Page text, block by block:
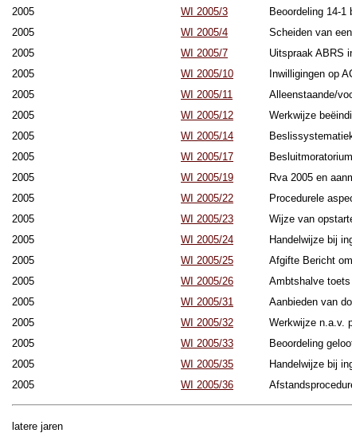
2005
WI 2005/3
Beoordeling 14-1
2005
WI 2005/4
Scheiden van
2005
WI 2005/7
Uitspraak ABRS
2005
WI 2005/10
Inwilligingen op
2005
WI 2005/11
Alleenstaande/
2005
WI 2005/12
Werkwijze
2005
WI 2005/14
2005
WI 2005/17
2005
WI 2005/19
Rva 2005 en
2005
WI 2005/22
Procedurele
2005
WI 2005/23
Wijze van
2005
WI 2005/24
Handelwijze bij
2005
WI 2005/25
Afgifte Bericht
2005
WI 2005/26
Ambtshalve
2005
WI 2005/31
Aanbieden van
2005
WI 2005/32
Werkwijze n.a.v.
2005
WI 2005/33
Beoordeling
2005
WI 2005/35
Handelwijze bij
2005
WI 2005/36
latere jaren